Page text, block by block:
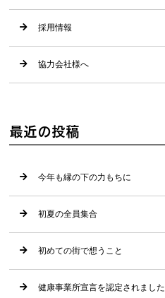
採用情報
協力会社様へ
最近の投稿
今年も縁の下の力もちに
初夏の全員集合
初めての街で想うこと
健康事業所宣言を認定されました